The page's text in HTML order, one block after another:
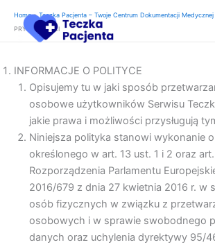
content
Home»Teczka Pacjenta – Twoje Centrum Dokumentacji Medycznej
PRYWATNOŚCI
INFORMACJE O POLITYCE
Opisujemy tu w jaki sposób
osobowe użytkowników Serwisu
jakie prawa i możliwości przysługują
Niniejsza polityka stanowi wykonanie
określonego w art. 13 ust. 1 i 2 oraz
Rozporządzenia Parlamentu
2016/679 z dnia 27 kwietnia 2016 r. w
osób fizycznych w związku z
osobowych i w sprawie swobodnego
danych oraz uchylenia dyrektywy 95/